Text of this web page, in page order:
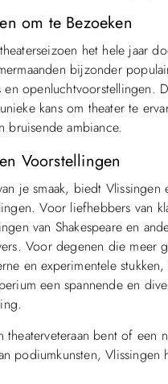
om te Bezoeken
het hele jaar
bijzonder
en openluchtvoorstellingen.
kans om theater te
bruisende ambiance.
Voorstellingen
je smaak, biedt Vlissingen
Voor liefhebbers van
van Shakespeare en
Voor degenen die meer
en experimentele
een spannende en
bent of een
podiumkunsten, Vlissingen